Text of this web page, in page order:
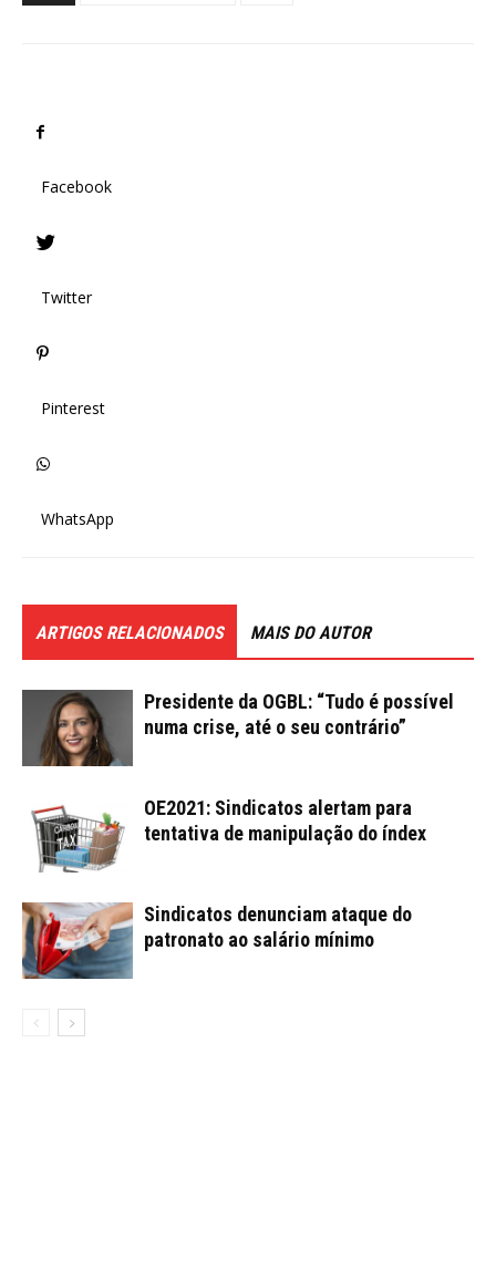
Facebook
Twitter
Pinterest
WhatsApp
ARTIGOS RELACIONADOS MAIS DO AUTOR
Presidente da OGBL: “Tudo é possível
numa crise, até o seu contrário”
OE2021: Sindicatos alertam para
tentativa de manipulação do índex
Sindicatos denunciam ataque do
patronato ao salário mínimo